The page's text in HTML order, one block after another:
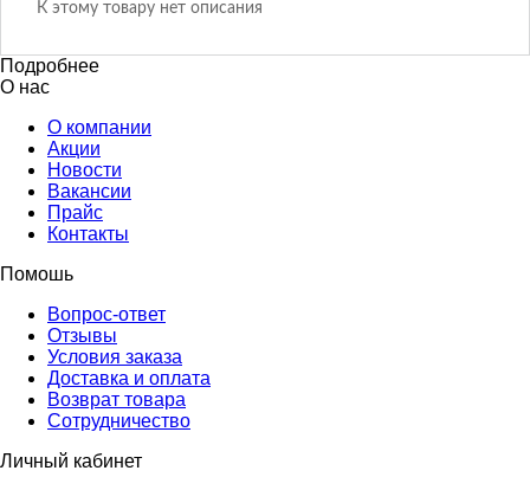
К этому товару нет описания
Подробнее
О нас
О компании
Акции
Новости
Вакансии
Прайс
Контакты
Помошь
Вопрос-ответ
Отзывы
Условия заказа
Доставка и оплата
Возврат товара
Сотрудничество
Личный кабинет